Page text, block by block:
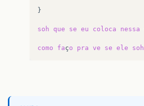
}
soh que se eu coloca nessa
como faço pra ve se ele soh